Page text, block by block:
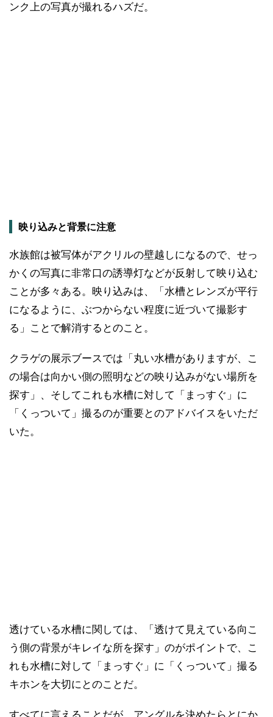
ンク上の写真が撮れるハズだ。
映り込みと背景に注意
水族館は被写体がアクリルの壁越しになるので、せっ
かくの写真に非常口の誘導灯などが反射して映り込む
ことが多々ある。映り込みは、「水槽とレンズが平行
になるように、ぶつからない程度に近づいて撮影す
る」ことで解消するとのこと。
クラゲの展示ブースでは「丸い水槽がありますが、こ
の場合は向かい側の照明などの映り込みがない場所を
探す」、そしてこれも水槽に対して「まっすぐ」に
「くっついて」撮るのが重要とのアドバイスをいただ
いた。
透けている水槽に関しては、「透けて見えている向こ
う側の背景がキレイな所を探す」のがポイントで、こ
れも水槽に対して「まっすぐ」に「くっついて」撮る
キホンを大切にとのことだ。
すべてに言えることだが、アングルを決めたらとにか